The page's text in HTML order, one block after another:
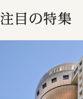
注目の特集